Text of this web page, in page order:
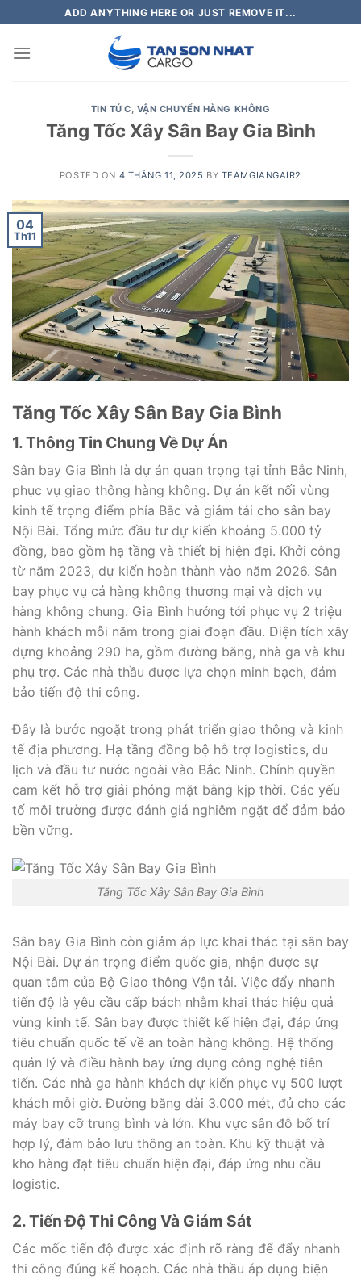
to
content
ADD ANYTHING HERE OR JUST REMOVE IT...
TIN TỨC, VẬN CHUYỂN HÀNG KHÔNG
Tăng Tốc Xây Sân Bay Gia Bình
POSTED ON 4 THÁNG 11, 2025 BY TEAMGIANGAIR2
04
Th11
Tăng Tốc Xây Sân Bay Gia Bình
1. Thông Tin Chung Về Dự Án
Sân bay Gia Bình là dự án quan trọng tại tỉnh Bắc Ninh,
phục vụ giao thông hàng không. Dự án kết nối vùng
kinh tế trọng điểm phía Bắc và giảm tải cho sân bay
Nội Bài. Tổng mức đầu tư dự kiến khoảng 5.000 tỷ
đồng, bao gồm hạ tầng và thiết bị hiện đại. Khởi công
từ năm 2023, dự kiến hoàn thành vào năm 2026. Sân
bay phục vụ cả hàng không thương mại và dịch vụ
hàng không chung. Gia Bình hướng tới phục vụ 2 triệu
hành khách mỗi năm trong giai đoạn đầu. Diện tích xây
dựng khoảng 290 ha, gồm đường băng, nhà ga và khu
phụ trợ. Các nhà thầu được lựa chọn minh bạch, đảm
bảo tiến độ thi công.
Đây là bước ngoặt trong phát triển giao thông và kinh
tế địa phương. Hạ tầng đồng bộ hỗ trợ logistics, du
lịch và đầu tư nước ngoài vào Bắc Ninh. Chính quyền
cam kết hỗ trợ giải phóng mặt bằng kịp thời. Các yếu
tố môi trường được đánh giá nghiêm ngặt để đảm bảo
bền vững.
Tăng Tốc Xây Sân Bay Gia Bình
Sân bay Gia Bình còn giảm áp lực khai thác tại sân bay
Nội Bài. Dự án trọng điểm quốc gia, nhận được sự
quan tâm của Bộ Giao thông Vận tải. Việc đẩy nhanh
tiến độ là yêu cầu cấp bách nhằm khai thác hiệu quả
vùng kinh tế. Sân bay được thiết kế hiện đại, đáp ứng
tiêu chuẩn quốc tế về an toàn hàng không. Hệ thống
quản lý và điều hành bay ứng dụng công nghệ tiên
tiến. Các nhà ga hành khách dự kiến phục vụ 500 lượt
khách mỗi giờ. Đường băng dài 3.000 mét, đủ cho các
máy bay cỡ trung bình và lớn. Khu vực sân đỗ bố trí
hợp lý, đảm bảo lưu thông an toàn. Khu kỹ thuật và
kho hàng đạt tiêu chuẩn hiện đại, đáp ứng nhu cầu
logistic.
2. Tiến Độ Thi Công Và Giám Sát
Các mốc tiến độ được xác định rõ ràng để đẩy nhanh
thi công đúng kế hoạch. Các nhà thầu áp dụng biện